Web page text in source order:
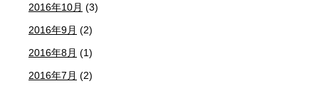
2016年10月 (3)
2016年9月 (2)
2016年8月 (1)
2016年7月 (2)